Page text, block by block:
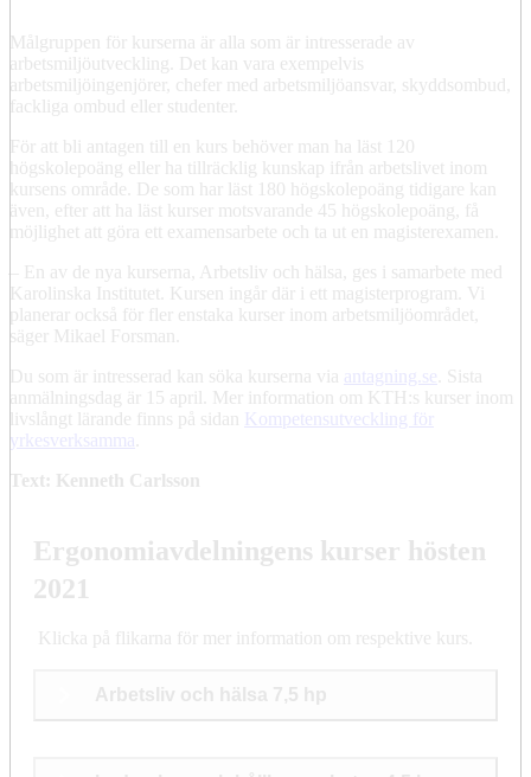
Målgruppen för kurserna är alla som är intresserade av
arbetsmiljöutveckling. Det kan vara exempelvis
arbetsmiljöingenjörer, chefer med arbetsmiljöansvar, skyddsombud,
fackliga ombud eller studenter.
För att bli antagen till en kurs behöver man ha läst 120
högskolepoäng eller ha tillräcklig kunskap ifrån arbetslivet inom
kursens område. De som har läst 180 högskolepoäng tidigare kan
även, efter att ha läst kurser motsvarande 45 högskolepoäng, få
möjlighet att göra ett examensarbete och ta ut en magisterexamen.
– En av de nya kurserna, Arbetsliv och hälsa, ges i samarbete med
Karolinska Institutet. Kursen ingår där i ett magisterprogram. Vi
planerar också för fler enstaka kurser inom arbetsmiljöområdet,
säger Mikael Forsman.
Du som är intresserad kan söka kurserna via antagning.se . Sista
anmälningsdag är 15 april. Mer information om KTH:s kurser inom
livslångt lärande finns på sidan
Kompetensutveckling för
yrkesverksamma
Text: Kenneth Carlsson
Ergonomiavdelningens kurser hösten
2021
Klicka på flikarna för mer information om respektive kurs.